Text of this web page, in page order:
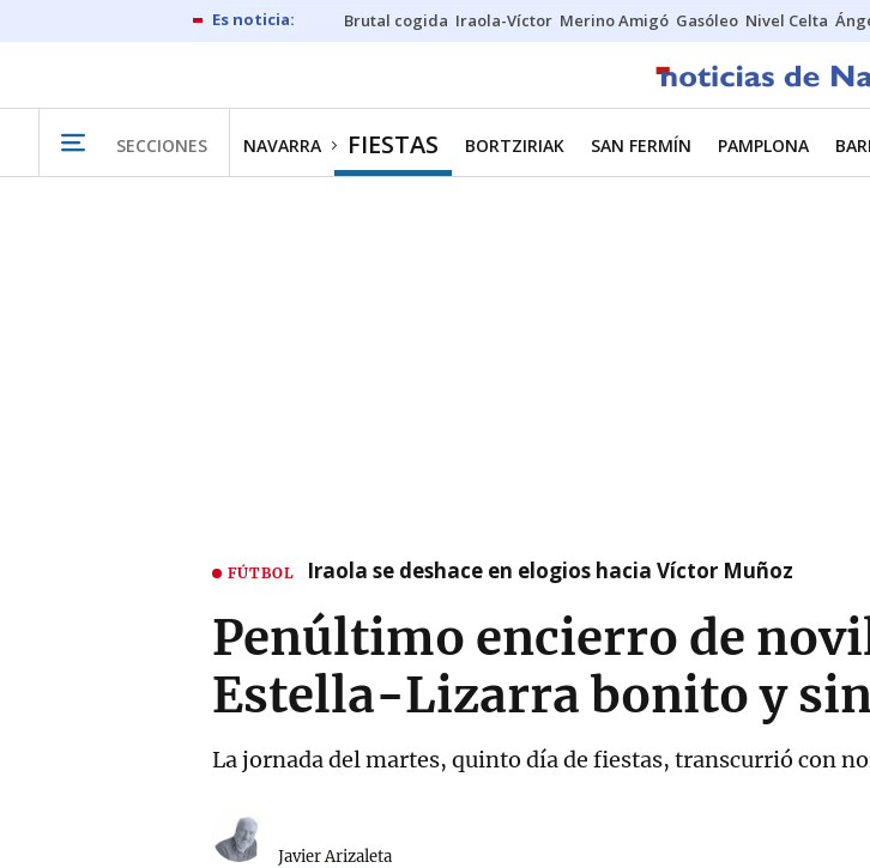
Brutal cogida Iraola-Víctor Merino Amigó Gasóleo Nivel Celta
SECCIONES NAVARRA FIESTAS BORTZIRIAK SAN FERMÍN PAMPLONA
FÚTBOL Iraola se deshace en elogios hacia Víctor Muñoz
Penúltimo encierro de
Estella-Lizarra bonito y
La jornada del martes, quinto día de fiestas, transcurrió con
Javier Arizaleta